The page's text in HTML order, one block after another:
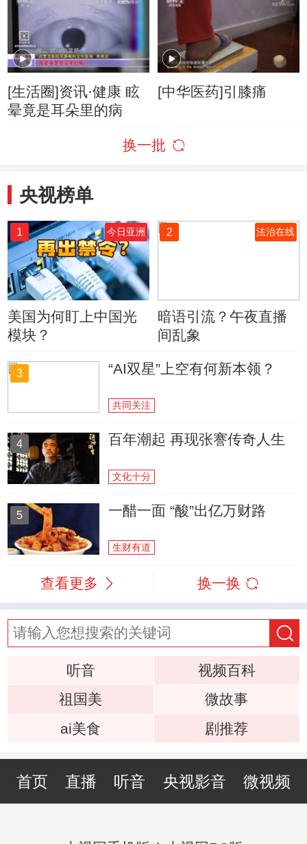
[生活圈]资讯·健康 眩
晕竟是耳朵里的病
[中华医药]引膝痛
换一批
央视榜单
1 今日亚洲
美国为何盯上中国光
模块？
2 法治在线
暗语引流？午夜直播
间乱象
3 “AI双星”上空有何新本领？
共同关注
4 百年潮起 再现张謇传奇人生
文化十分
5 一醋一面 “酸”出亿万财路
生财有道
查看更多 换一换
听音
视频百科
祖国美
微故事
ai美食
剧推荐
首页 直播 听音 央视影音 微视频